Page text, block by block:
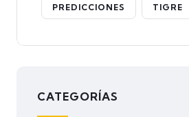
PREDICCIONES TIGRE
CATEGORÍAS